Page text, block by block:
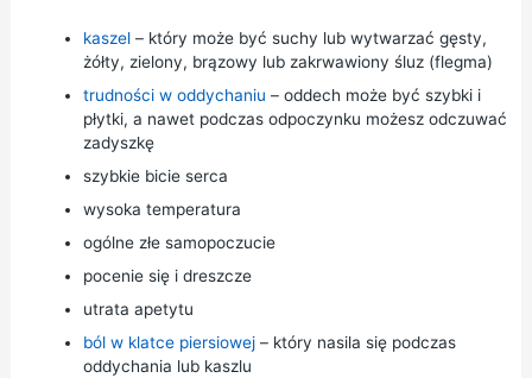
kaszel– który może być suchy lub wytwarzać gęsty,
żółty, zielony, brązowy lub zakrwawiony śluz (flegma)
trudności w oddychaniu – oddech może być szybki i
płytki, a nawet podczas odpoczynku możesz odczuwać
zadyszkę
szybkie bicie serca
wysoka temperatura
ogólne złe samopoczucie
pocenie się i dreszcze
utrata apetytu
ból w klatce piersiowej– który nasila się podczas
oddychania lub kaszlu